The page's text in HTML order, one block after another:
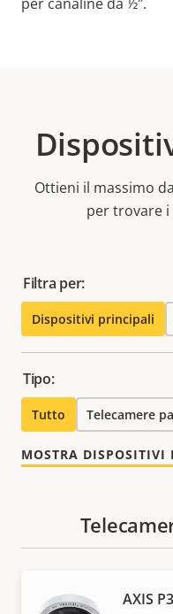
Ottieni il massimo
per trovare
Filtra per:
Dispositivi principali
Tipo:
Tutto Telecamere
MOSTRA DISPOSITIVI
AXIS